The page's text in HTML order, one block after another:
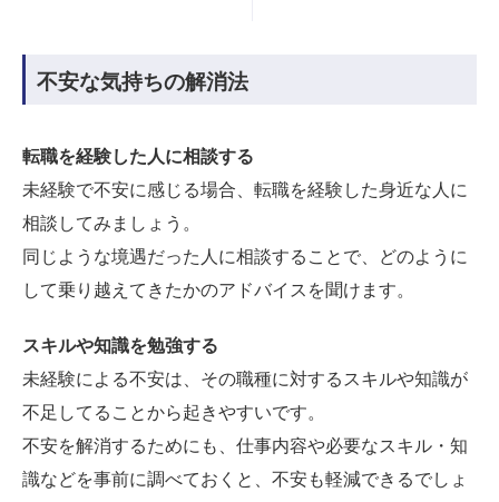
不安な気持ちの解消法
転職を経験した人に相談する
未経験で不安に感じる場合、転職を経験した身近な人に
相談してみましょう。
同じような境遇だった人に相談することで、どのように
して乗り越えてきたかのアドバイスを聞けます。
スキルや知識を勉強する
未経験による不安は、その職種に対するスキルや知識が
不足してることから起きやすいです。
不安を解消するためにも、仕事内容や必要なスキル・知
識などを事前に調べておくと、不安も軽減できるでしょ